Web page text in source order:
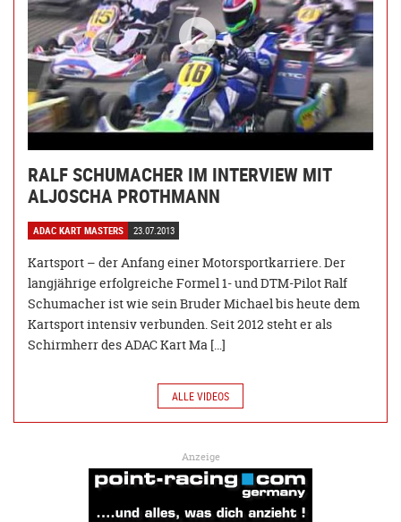
RALF SCHUMACHER IM INTERVIEW MIT
ALJOSCHA PROTHMANN
ADAC KART MASTERS 23.07.2013
Kartsport – der Anfang einer Motorsportkarriere. Der
langjährige erfolgreiche Formel 1- und DTM-Pilot Ralf
Schumacher ist wie sein Bruder Michael bis heute dem
Kartsport intensiv verbunden. Seit 2012 steht er als
Schirmherr des ADAC Kart Ma […]
ALLE VIDEOS
Anzeige